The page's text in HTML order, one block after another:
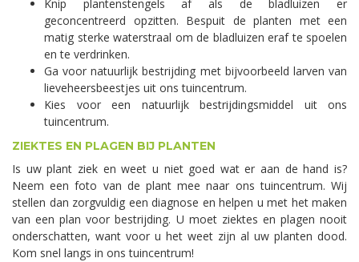
Knip plantenstengels af als de bladluizen er
geconcentreerd opzitten. Bespuit de planten met een
matig sterke waterstraal om de bladluizen eraf te spoelen
en te verdrinken.
Ga voor natuurlijk bestrijding met bijvoorbeeld larven van
lieveheersbeestjes uit ons tuincentrum.
Kies voor een natuurlijk bestrijdingsmiddel uit ons
tuincentrum.
ZIEKTES EN PLAGEN BIJ PLANTEN
Is uw plant ziek en weet u niet goed wat er aan de hand is?
Neem een foto van de plant mee naar ons tuincentrum. Wij
stellen dan zorgvuldig een diagnose en helpen u met het maken
van een plan voor bestrijding. U moet ziektes en plagen nooit
onderschatten, want voor u het weet zijn al uw planten dood.
Kom snel langs in ons tuincentrum!